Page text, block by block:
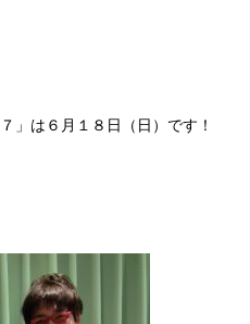
」は６月１８日（日）です！